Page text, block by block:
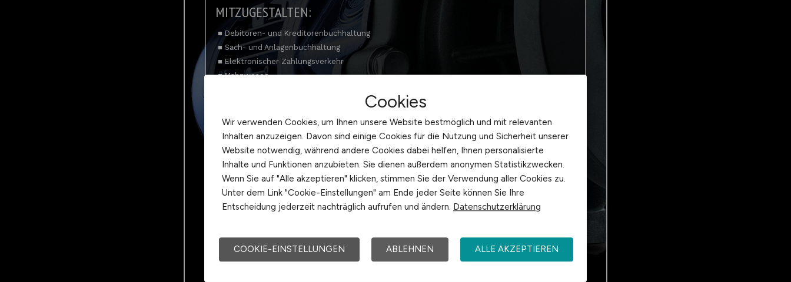
Cookies
Wir verwenden Cookies, um Ihnen unsere Website bestmöglich und mit relevanten
Inhalten anzuzeigen. Davon sind einige Cookies für die Nutzung und Sicherheit unserer
Website notwendig, während andere Cookies dabei helfen, Ihnen personalisierte
Inhalte und Funktionen anzubieten. Sie dienen außerdem anonymen Statistikzwecken.
Wenn Sie auf "Alle akzeptieren" klicken, stimmen Sie der Verwendung aller Cookies zu.
Unter dem Link "Cookie-Einstellungen" am Ende jeder Seite können Sie Ihre
Entscheidung jederzeit nachträglich aufrufen und ändern. Datenschutzerklärung
COOKIE-EINSTELLUNGEN ABLEHNEN ALLE AKZEPTIEREN